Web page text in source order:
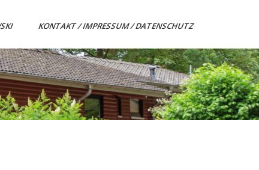
KONTAKT / IMPRESSUM / DATENSCHUTZ